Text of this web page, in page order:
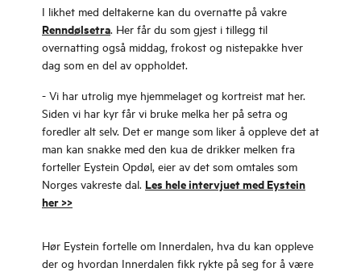
I likhet med deltakerne kan du overnatte på vakre
Renndølsetra. Her får du som gjest i tillegg til
overnatting også middag, frokost og nistepakke hver
dag som en del av oppholdet.
- Vi har utrolig mye hjemmelaget og kortreist mat her.
Siden vi har kyr får vi bruke melka her på setra og
foredler alt selv. Det er mange som liker å oppleve det at
man kan snakke med den kua de drikker melken fra
forteller Eystein Opdøl, eier av det som omtales som
Norges vakreste dal. Les hele intervjuet med Eystein
her >>
Hør Eystein fortelle om Innerdalen, hva du kan oppleve
der og hvordan Innerdalen fikk rykte på seg for å være